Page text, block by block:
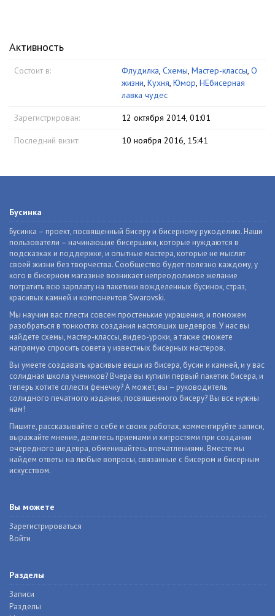
Активность
Состоит в: Флудилка Схемы Мастер-классы О
жизни Кухня Юмор НЕбисерная
лавка чудес
Зарегистрирован: 12 октября 2014, 01:01
Последний визит: 10 ноября 2016, 15:41
Бусинка
Бусинка – проект, посвященный бисеру и бисерному рукоделию. Наши
пользователи – начинающие бисерщики, которые нуждаются в
подсказках и поддержке, и опытные мастера, которые не мыслят
своей жизни без творчества. Сообщество будет полезно каждому, у
кого в бисерном магазине возникает непреодолимое желание
потратить всю зарплату на пакетики вожделенных бусинок, страз,
красивых камней и компонентов Swarovski.
Мы научим вас плести совсем простенькие украшения, и поможем
разобраться в тонкостях создания настоящих шедевров. У нас вы
найдете схемы, мастер-классы, видео-уроки, а также сможете
напрямую спросить совета у известных бисерных мастеров.
Вы умеете создавать красивые вещи из бисера, бусин и камней, и у вас
солидная школа учеников? Вчера вы купили первый пакетик бисера, и
теперь хотите сплести фенечку? А может, вы – руководитель
солидного печатного издания, посвященного бисеру? Вы все нужны
нам!
Пишите, рассказывайте о себе и своих работах, комментируйте записи,
выражайте мнение, делитесь приемами и хитростями при создании
очередного шедевра, обменивайтесь впечатлениями. Вместе мы
найдем ответы на любые вопросы, связанные с бисером и бисерным
искусством.
Вы можете
Зарегистрироваться
Войти
Разделы
Записи
Разделы